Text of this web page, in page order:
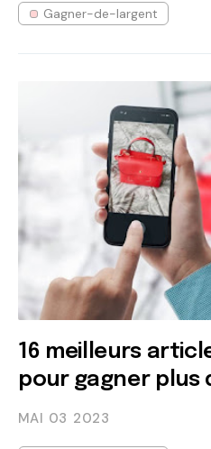
Gagner-de-largent
16 meilleurs
pour gagner plus
MAI 03 2023